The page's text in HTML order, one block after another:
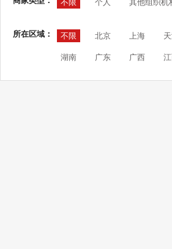
不限 个人 其他组织机
所在区域： 不限 北京 上海
湖南 广东 广西